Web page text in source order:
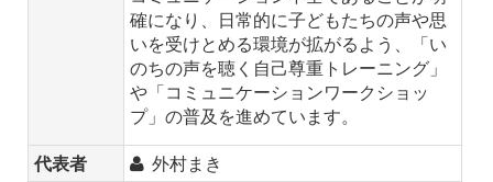
確になり、日常的に子どもたちの声や思
いを受けとめる環境が拡がるよう、「い
のちの声を聴く自己尊重トレーニング」
や「コミュニケーションワークショッ
プ」の普及を進めています。
代表者
外村まき